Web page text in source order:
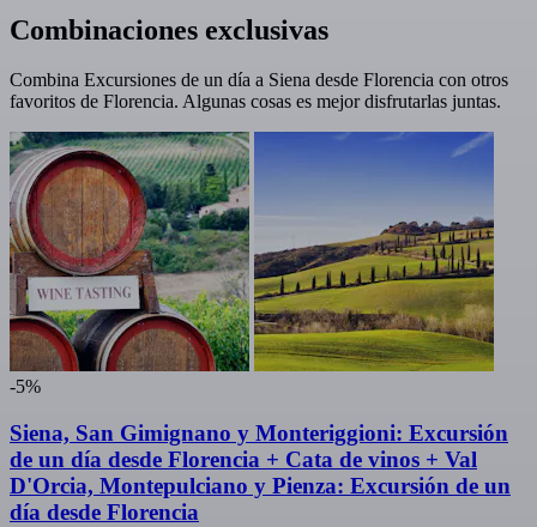
Combinaciones exclusivas
Combina Excursiones de un día a Siena desde Florencia con otros
favoritos de Florencia. Algunas cosas es mejor disfrutarlas juntas.
-5%
Siena, San Gimignano y Monteriggioni: Excursión
de un día desde Florencia + Cata de vinos + Val
D'Orcia, Montepulciano y Pienza: Excursión de un
día desde Florencia